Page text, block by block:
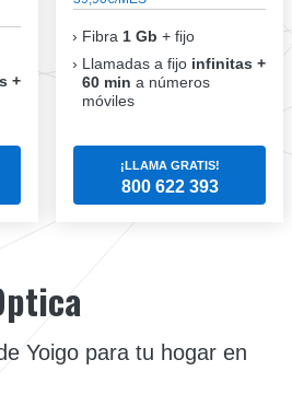
+
Fibra 1 Gb + fijo
Llamadas a fijo infinitas +
60 min a números
móviles
¡LLAMA GRATIS!
800 622 393
Yoigo para tu hogar en